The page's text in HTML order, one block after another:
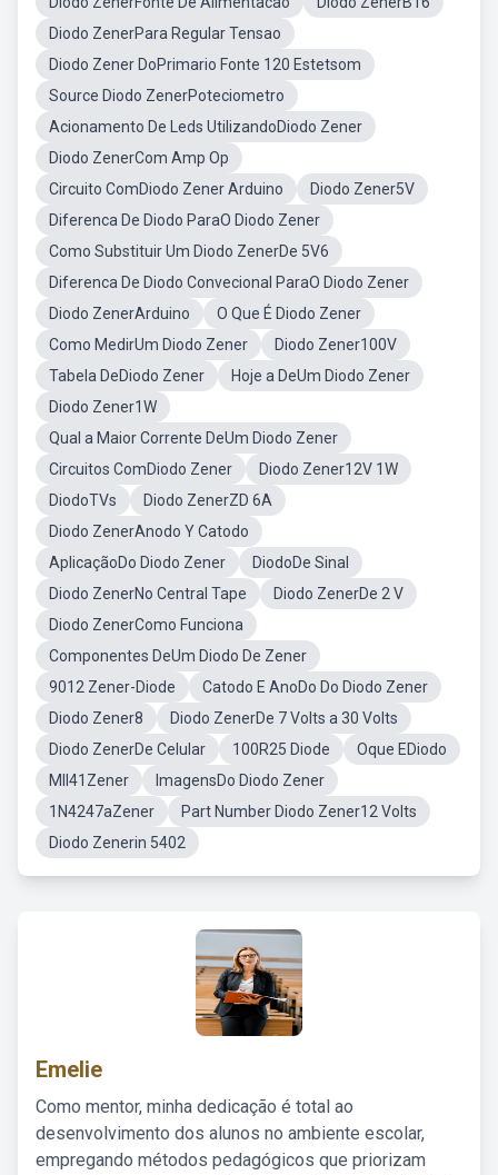
Diodo ZenerPara Regular Tensao
Diodo Zener DoPrimario Fonte 120 Estetsom
Source Diodo ZenerPoteciometro
Acionamento De Leds UtilizandoDiodo Zener
Diodo ZenerCom Amp Op
Circuito ComDiodo Zener Arduino
Diodo Zener5V
Diferenca De Diodo ParaO Diodo Zener
Como Substituir Um Diodo ZenerDe 5V6
Diferenca De Diodo Convecional ParaO Diodo Zener
Diodo ZenerArduino
O Que É Diodo Zener
Como MedirUm Diodo Zener
Diodo Zener100V
Tabela DeDiodo Zener
Hoje a DeUm Diodo Zener
Diodo Zener1W
Qual a Maior Corrente DeUm Diodo Zener
Circuitos ComDiodo Zener
Diodo Zener12V 1W
DiodoTVs
Diodo ZenerZD 6A
Diodo ZenerAnodo Y Catodo
AplicaçãoDo Diodo Zener
DiodoDe Sinal
Diodo ZenerNo Central Tape
Diodo ZenerDe 2 V
Diodo ZenerComo Funciona
Componentes DeUm Diodo De Zener
9012 Zener-Diode
Catodo E AnoDo Do Diodo Zener
Diodo Zener8
Diodo ZenerDe 7 Volts a 30 Volts
Diodo ZenerDe Celular
100R25 Diode
Oque EDiodo
Mll41Zener
ImagensDo Diodo Zener
1N4247aZener
Part Number Diodo Zener12 Volts
Diodo Zenerin 5402
Emelie
Como mentor, minha dedicação é total ao
desenvolvimento dos alunos no ambiente escolar,
empregando métodos pedagógicos que priorizam